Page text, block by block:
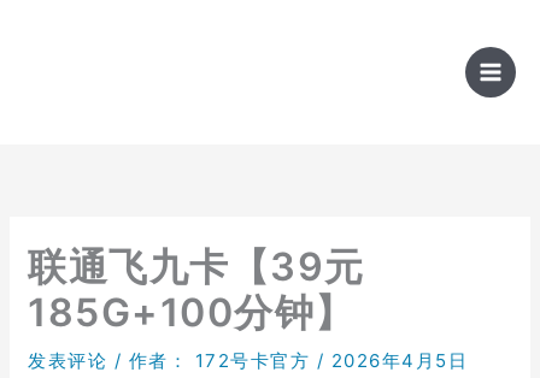
联通飞九卡【39元
185G+100分钟】
发表评论 / 作者： 172号卡官方 / 2026年4月5日